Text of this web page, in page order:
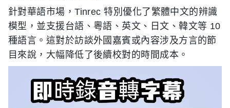
針對華語市場，Tinrec 特別優化了繁體中文的辨識
模型，並支援台語、粵語、英文、日文、韓文等 10
種語言。這對於訪談外國嘉賓或內容涉及方言的節
目來說，大幅降低了後續校對的時間成本。